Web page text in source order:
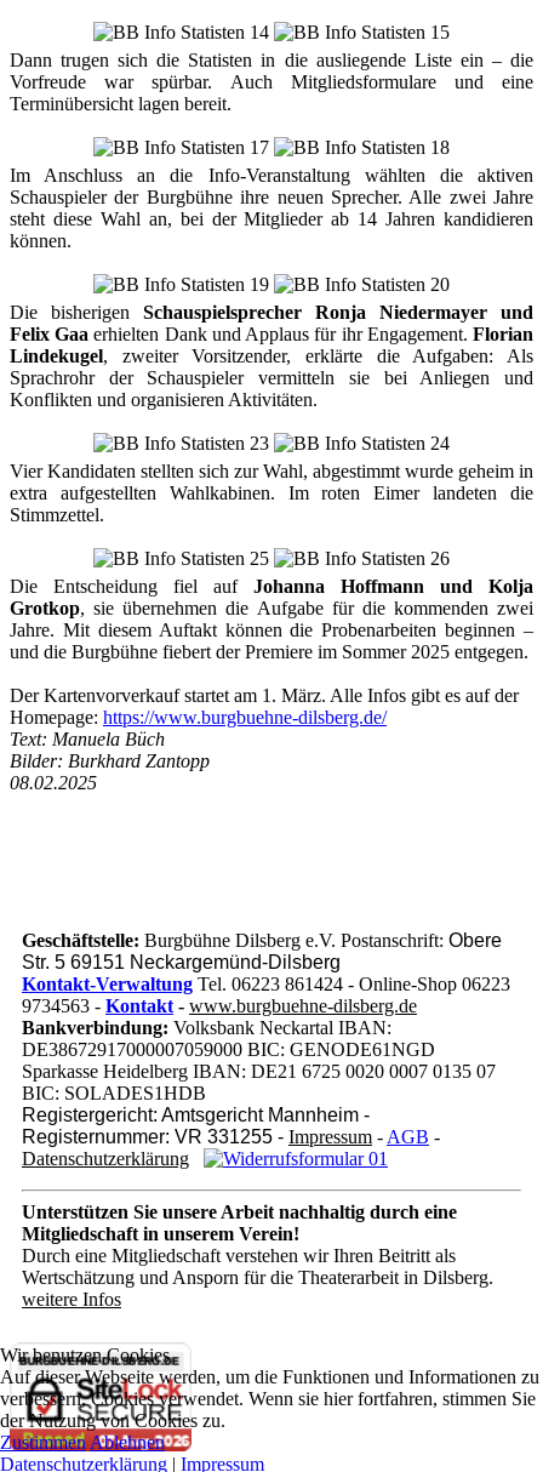
Dann trugen sich die Statisten in die ausliegende Liste ein – die
Vorfreude war spürbar. Auch Mitgliedsformulare und eine
Terminübersicht lagen bereit.
Im Anschluss an die Info-Veranstaltung wählten die aktiven
Schauspieler der Burgbühne ihre neuen Sprecher. Alle zwei Jahre
steht diese Wahl an, bei der Mitglieder ab 14 Jahren kandidieren
können.
Die bisherigen Schauspielsprecher Ronja Niedermayer und
Felix Gaa erhielten Dank und Applaus für ihr Engagement.Florian
Lindekugel, zweiter Vorsitzender, erklärte die Aufgaben: Als
Sprachrohr der Schauspieler vermitteln sie bei Anliegen und
Konflikten und organisieren Aktivitäten.
Vier Kandidaten stellten sich zur Wahl, abgestimmt wurde geheim in
extra aufgestellten Wahlkabinen. Im roten Eimer landeten die
Stimmzettel.
Die Entscheidung fiel auf Johanna Hoffmann und Kolja
Grotkop, sie übernehmen die Aufgabe für die kommenden zwei
Jahre. Mit diesem Auftakt können die Probenarbeiten beginnen –
und die Burgbühne fiebert der Premiere im Sommer 2025 entgegen.
Der Kartenvorverkauf startet am 1. März. Alle Infos gibt es auf der
Homepage: https://www.burgbuehne-dilsberg.de/
Text: Manuela Büch
Bilder: Burkhard Zantopp
08.02.2025
Geschäftstelle: Burgbühne Dilsberg e.V. Postanschrift: Obere
Str. 5 69151 Neckargemünd-Dilsberg
Kontakt-Verwaltung Tel. 06223 861424 - Online-Shop 06223
9734563 - Kontakt - www.burgbuehne-dilsberg.de
Bankverbindung: Volksbank Neckartal IBAN:
DE38672917000007059000 BIC: GENODE61NGD
Sparkasse Heidelberg IBAN: DE21 6725 0020 0007 0135 07
BIC: SOLADES1HDB
Registergericht: Amtsgericht Mannheim -
Registernummer: VR 331255 - Impressum - AGB -
Datenschutzerklärung
Unterstützen Sie unsere Arbeit nachhaltig durch eine
Mitgliedschaft in unserem Verein!
Durch eine Mitgliedschaft verstehen wir Ihren Beitritt als
Wertschätzung und Ansporn für die Theaterarbeit in Dilsberg.
weitere Infos
Wir benutzen Cookies
Auf dieser Webseite werden, um die Funktionen und Informationen zu
verbessern, Cookies verwendet. Wenn sie hier fortfahren, stimmen Sie
der Nutzung von Cookies zu.
Zustimmen Ablehnen
Datenschutzerklärung | Impressum